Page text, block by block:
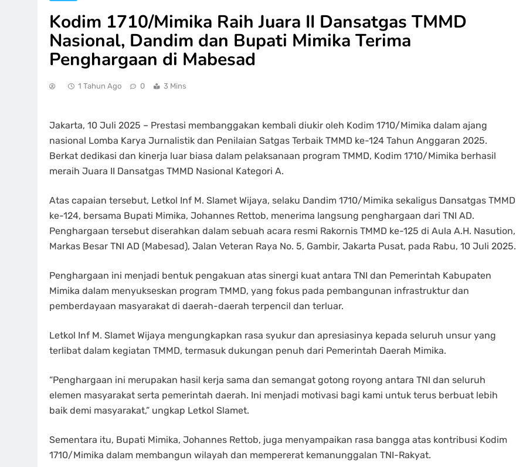
Kodim 1710/Mimika Raih Juara II Dansatgas TMMD
Nasional, Dandim dan Bupati Mimika Terima
Penghargaan di Mabesad
1 Tahun Ago 0 3 Mins
Jakarta, 10 Juli 2025 – Prestasi membanggakan kembali diukir oleh Kodim 1710/Mimika dalam ajang
nasional Lomba Karya Jurnalistik dan Penilaian Satgas Terbaik TMMD ke-124 Tahun Anggaran 2025.
Berkat dedikasi dan kinerja luar biasa dalam pelaksanaan program TMMD, Kodim 1710/Mimika berhasil
meraih Juara II Dansatgas TMMD Nasional Kategori A.
Atas capaian tersebut, Letkol Inf M. Slamet Wijaya, selaku Dandim 1710/Mimika sekaligus Dansatgas TMMD
ke-124, bersama Bupati Mimika, Johannes Rettob, menerima langsung penghargaan dari TNI AD.
Penghargaan tersebut diserahkan dalam sebuah acara resmi Rakornis TMMD ke-125 di Aula A.H. Nasution,
Markas Besar TNI AD (Mabesad), Jalan Veteran Raya No. 5, Gambir, Jakarta Pusat, pada Rabu, 10 Juli 2025.
Penghargaan ini menjadi bentuk pengakuan atas sinergi kuat antara TNI dan Pemerintah Kabupaten
Mimika dalam menyukseskan program TMMD, yang fokus pada pembangunan infrastruktur dan
pemberdayaan masyarakat di daerah-daerah terpencil dan terluar.
Letkol Inf M. Slamet Wijaya mengungkapkan rasa syukur dan apresiasinya kepada seluruh unsur yang
terlibat dalam kegiatan TMMD, termasuk dukungan penuh dari Pemerintah Daerah Mimika.
“Penghargaan ini merupakan hasil kerja sama dan semangat gotong royong antara TNI dan seluruh
elemen masyarakat serta pemerintah daerah. Ini menjadi motivasi bagi kami untuk terus berbuat lebih
baik demi masyarakat,” ungkap Letkol Slamet.
Sementara itu, Bupati Mimika, Johannes Rettob, juga menyampaikan rasa bangga atas kontribusi Kodim
1710/Mimika dalam membangun wilayah dan mempererat kemanunggalan TNI-Rakyat.